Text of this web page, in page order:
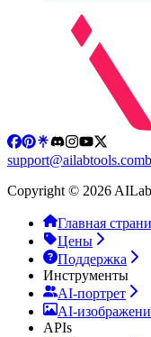
support@ailabtools.com
Copyright © 2026
Главная
Цены
Поддержка
Инструменты
AI-портрет
AI-
APIs